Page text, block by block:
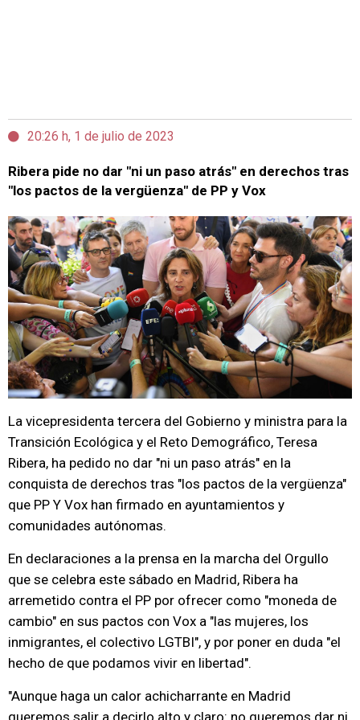
20:26 h, 1 de julio de 2023
Ribera pide no dar "ni un paso atrás" en derechos tras
"los pactos de la vergüenza" de PP y Vox
La vicepresidenta tercera del Gobierno y ministra para la
Transición Ecológica y el Reto Demográfico, Teresa
Ribera, ha pedido no dar "ni un paso atrás" en la
conquista de derechos tras "los pactos de la vergüenza"
que PP Y Vox han firmado en ayuntamientos y
comunidades autónomas.
En declaraciones a la prensa en la marcha del Orgullo
que se celebra este sábado en Madrid, Ribera ha
arremetido contra el PP por ofrecer como "moneda de
cambio" en sus pactos con Vox a "las mujeres, los
inmigrantes, el colectivo LGTBI", y por poner en duda "el
hecho de que podamos vivir en libertad".
"Aunque haga un calor achicharrante en Madrid
queremos salir a decirlo alto y claro: no queremos dar ni